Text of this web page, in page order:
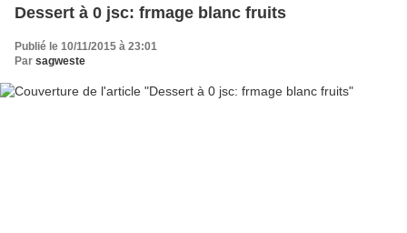
Dessert à 0 jsc: frmage blanc fruits
Publié le 10/11/2015 à 23:01
Par sagweste